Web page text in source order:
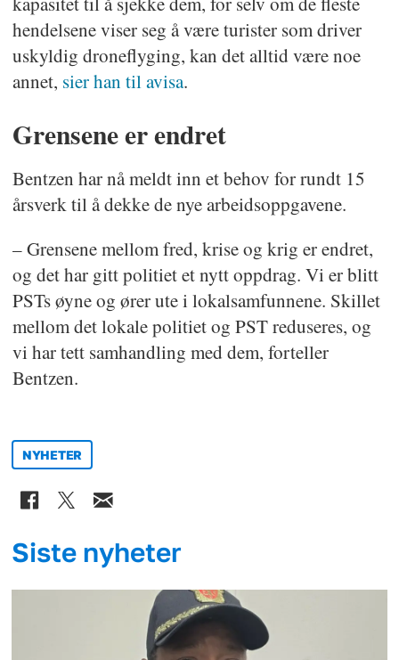
hendelsene viser seg å være turister som driver
uskyldig droneflyging, kan det alltid være noe
annet, sier han til avisa.
Grensene er endret
Bentzen har nå meldt inn et behov for rundt 15
årsverk til å dekke de nye arbeidsoppgavene.
– Grensene mellom fred, krise og krig er endret,
og det har gitt politiet et nytt oppdrag. Vi er blitt
PSTs øyne og ører ute i lokalsamfunnene. Skillet
mellom det lokale politiet og PST reduseres, og
vi har tett samhandling med dem, forteller
Bentzen.
NYHETER
Siste nyheter